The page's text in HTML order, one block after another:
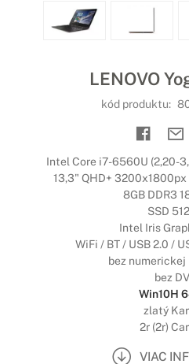
LENOVO
kód produktu:
Intel Core i7-6560U (2,20-
13,3" QHD+ 3200x1800px
8GB DDR3
SSD
Intel Iris
WiFi / BT / USB 2.0 /
bez numerickej
bez
Win10H
zlatý
2r (2r)
VIAC